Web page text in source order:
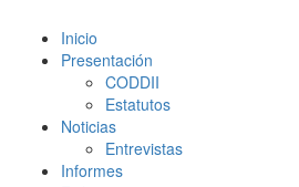
Inicio
Presentación
CODDII
Estatutos
Noticias
Entrevistas
Informes